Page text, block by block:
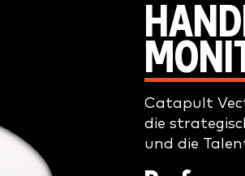
Catapult
die
und die